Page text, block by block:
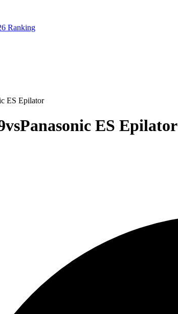
Ranking
ES Epilator
vsPanasonic ES Epilator